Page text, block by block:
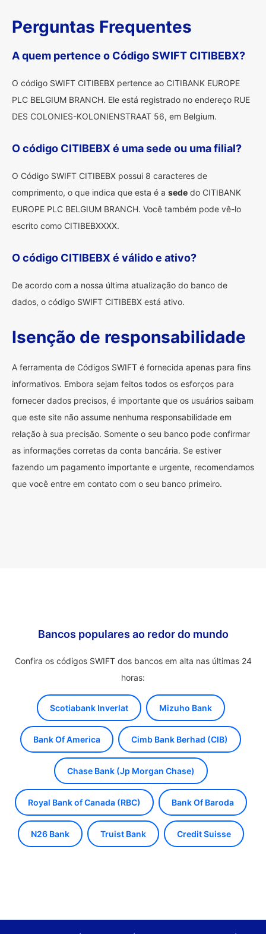
Perguntas Frequentes
A quem pertence o Código SWIFT CITIBEBX?
O código SWIFT CITIBEBX pertence ao CITIBANK EUROPE
PLC BELGIUM BRANCH. Ele está registrado no endereço RUE
DES COLONIES-KOLONIENSTRAAT 56, em Belgium.
O código CITIBEBX é uma sede ou uma filial?
O Código SWIFT CITIBEBX possui 8 caracteres de
comprimento, o que indica que esta é a sede do CITIBANK
EUROPE PLC BELGIUM BRANCH. Você também pode vê-lo
escrito como CITIBEBXXXX.
O código CITIBEBX é válido e ativo?
De acordo com a nossa última atualização do banco de
dados, o código SWIFT CITIBEBX está ativo.
Isenção de responsabilidade
A ferramenta de Códigos SWIFT é fornecida apenas para fins
informativos. Embora sejam feitos todos os esforços para
fornecer dados precisos, é importante que os usuários saibam
que este site não assume nenhuma responsabilidade em
relação à sua precisão. Somente o seu banco pode confirmar
as informações corretas da conta bancária. Se estiver
fazendo um pagamento importante e urgente, recomendamos
que você entre em contato com o seu banco primeiro.
Bancos populares ao redor do mundo
Confira os códigos SWIFT dos bancos em alta nas últimas 24
horas:
Scotiabank Inverlat Mizuho Bank
Bank Of America Cimb Bank Berhad (CIB)
Chase Bank (Jp Morgan Chase)
Royal Bank of Canada (RBC) Bank Of Baroda
N26 Bank Truist Bank Credit Suisse